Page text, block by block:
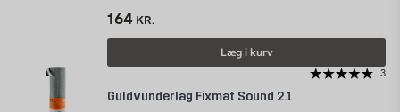
gulvvarmesystemer. OBS! Underlagsfoamen er ikke en
dampspærre.
164 KR.
Læg i kurv
3
Guldvunderlag Fixmat Sound 2.1